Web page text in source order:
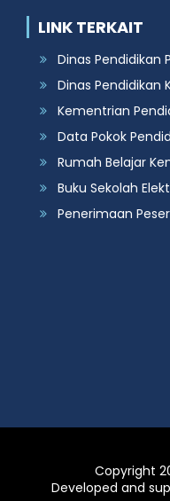
LINK TERKAIT
Dinas Pendidikan
Dinas Pendidikan
Kementrian
Data Pokok
Rumah Belajar
Buku Sekolah
Penerimaan
Copyright
Developed and